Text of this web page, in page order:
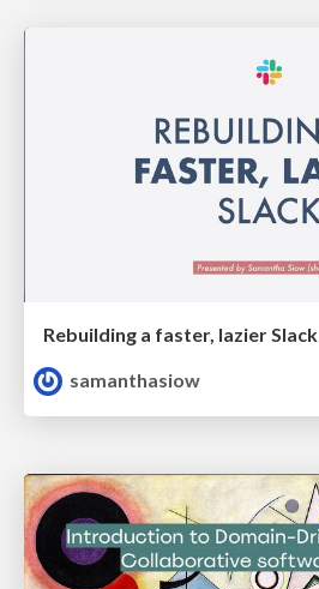
Rebuilding a faster, lazier Slack
samanthasiow